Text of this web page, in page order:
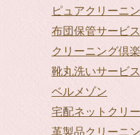
ピュアクリーニ
布団保管サービス
クリーニング倶
靴丸洗いサービス
ベルメゾン
宅配ネットクリ
革製品クリーニ